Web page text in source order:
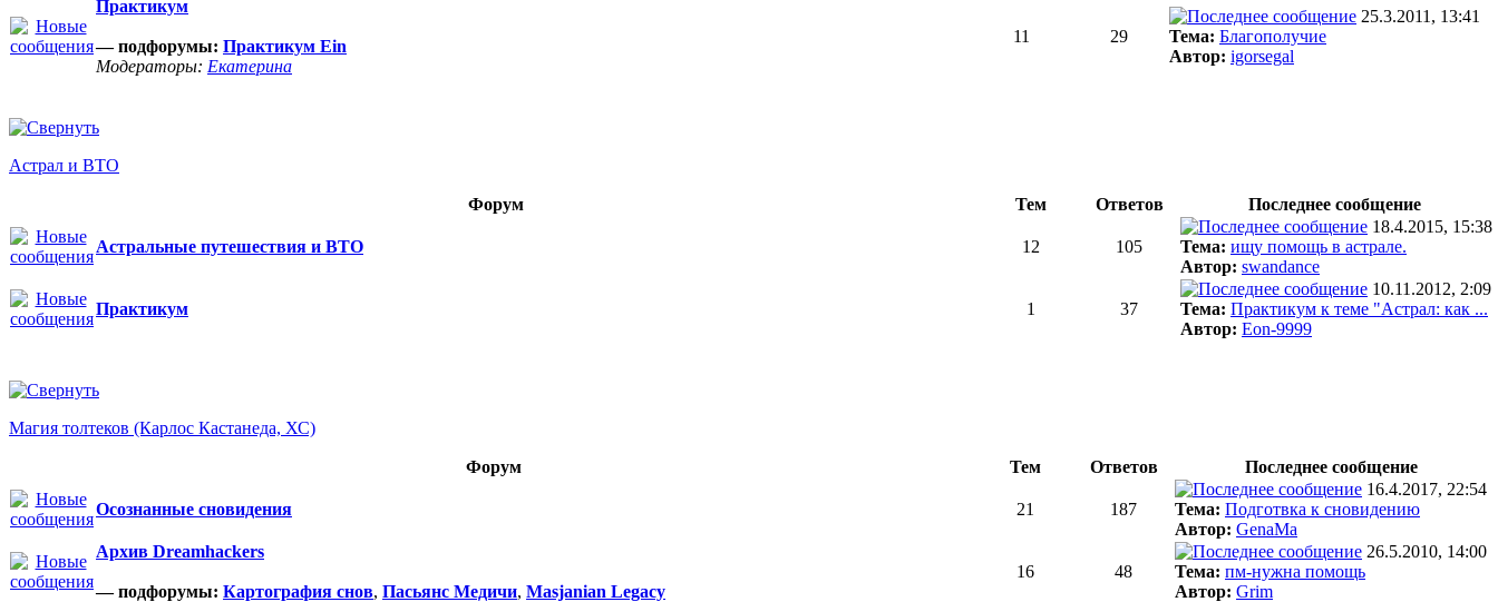
Практикум
— подфорумы: Практикум Ein
Модераторы: Екатерина
11 29
25.3.2011, 13:41
Тема: Благополучие
Автор: igorsegal
Астрал и ВТО
Форум Тем Ответов Последнее сообщение
Астральные путешествия и ВТО 12 105
18.4.2015, 15:38
Тема: ищу помощь в астрале.
Автор: swandance
Практикум 1 37
10.11.2012, 2:09
Тема: Практикум к теме "Астрал: как ...
Автор: Eon-9999
Магия толтеков (Карлос Кастанеда, ХС)
Форум Тем Ответов Последнее сообщение
Осознанные сновидения 21 187
16.4.2017, 22:54
Тема: Подготвка к сновидению
Автор: GenaMa
Архив Dreamhackers
— подфорумы: Картография снов, Пасьянс Медичи, Masjanian Legacy
16 48
26.5.2010, 14:00
Тема: пм-нужна помощь
Автор: Grim